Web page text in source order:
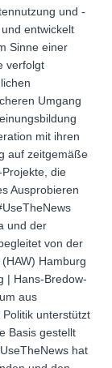
und -
entwickelt
Sinne einer
verfolgt
Umgang
mit ihren
auf zeitgemäße
die
Ausprobieren
und der
von der
Hamburg
| Hans-Bredow-
aus
unterstützt
Basis gestellt
hat